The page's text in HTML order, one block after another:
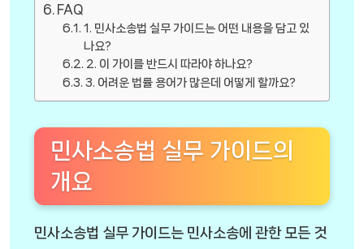
FAQ
1. 민사소송법 실무 가이드는 어떤 내용을 담고 있
나요?
2. 이 가이를 반드시 따라야 하나요?
3. 어려운 법률 용어가 많은데 어떻게 할까요?
민사소송법 실무 가이드의
개요
민사소송법 실무 가이드는 민사소송에 관한 모든 것